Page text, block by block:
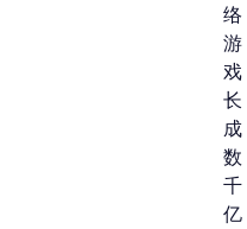
络
游
戏
长
成
数
千
亿